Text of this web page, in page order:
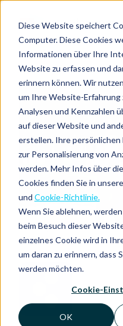
Diese Website speichert
Computer. Diese Cookies
Informationen über Ihre
Website zu erfassen und
erinnern können. Wir
um Ihre Website-Erfahrung
Analysen und Kennzahlen
auf dieser Website und
erstellen. Ihre
zur Personalisierung von
werden. Mehr Infos über
Cookies finden Sie in
und Cookie-Richtlinie.
Wenn Sie ablehnen,
beim Besuch dieser
einzelnes Cookie wird in
um daran zu erinnern, dass
werden möchten.
Cookie-
OK